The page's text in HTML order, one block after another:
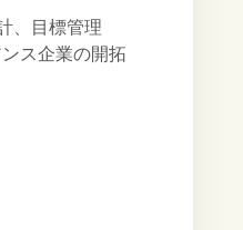
、目標管理
ス企業の開拓